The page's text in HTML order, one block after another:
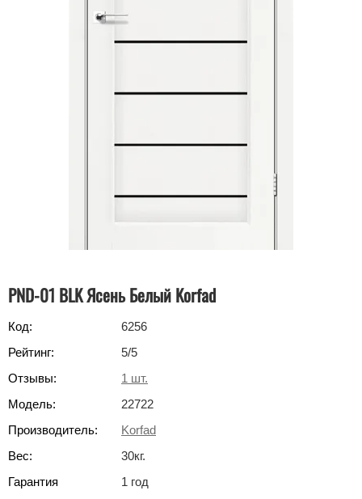
PND-01 BLK Ясень Белый Korfad
Код:
6256
Рейтинг:
5/5
Отзывы:
1 шт.
Модель:
22722
Производитель:
Korfad
Вес:
30кг.
Гарантия
1 год